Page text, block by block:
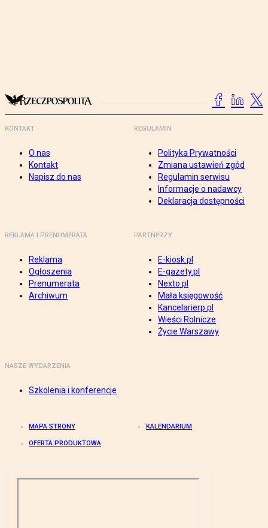
KONTAKT
O nas
Kontakt
Napisz do nas
REGULAMIN
Polityka Prywatności
Zmiana ustawień zgód
Regulamin serwisu
Informacje o nadawcy
Deklaracja dostępności
REKLAMA I PRENUMERATA
Reklama
Ogłoszenia
Prenumerata
Archiwum
PARTNERZY
E-kiosk.pl
E-gazety.pl
Nexto.pl
Mała księgowość
Kancelarierp.pl
Wieści Rolnicze
Życie Warszawy
NASZE WYDARZENIA
Szkolenia i konferencje
MAPA STRONY KALENDARIUM
OFERTA PRODUKTOWA